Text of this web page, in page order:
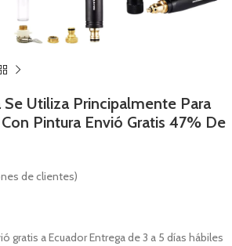
Utiliza Principalmente Para
Pintura Envió Gratis 47% De
de clientes)
gratis a Ecuador Entrega de 3 a 5 días hábiles